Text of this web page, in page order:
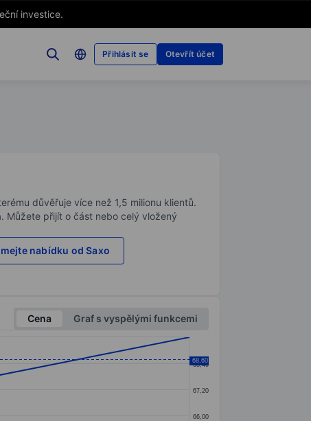
investice.
Přihlásit se Otevřít účet
důvěřuje více než 1,5 milionu klientů.
Můžete přijít o část nebo celý vložený
nabídku od Saxo
Cena
Graf s vyspělými funkcemi
66,00
67,20
68,40
68,60